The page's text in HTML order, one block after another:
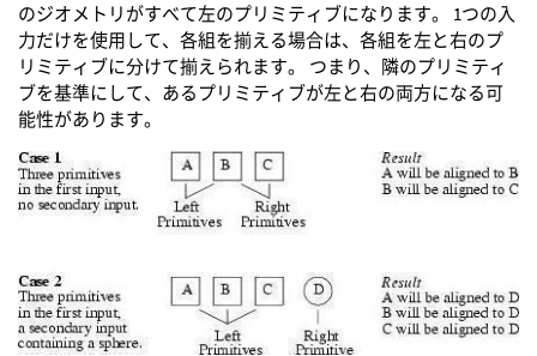
のジオメトリがすべて左のプリミティブになります。 1つの入
力だけを使用して、各組を揃える場合は、各組を左と右のプ
リミティブに分けて揃えられます。 つまり、隣のプリミティ
ブを基準にして、あるプリミティブが左と右の両方になる可
能性があります。